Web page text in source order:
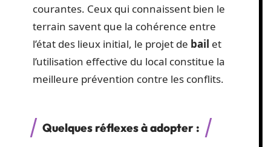
courantes. Ceux qui connaissent bien le
terrain savent que la cohérence entre
l’état des lieux initial, le projet de bail et
l’utilisation effective du local constitue la
meilleure prévention contre les conflits.
Quelques réflexes à adopter :